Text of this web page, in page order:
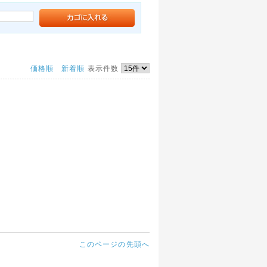
価格順 新着順 表示件数
このページの先頭へ